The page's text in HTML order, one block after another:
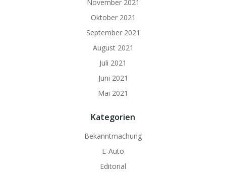
November 2021
Oktober 2021
September 2021
August 2021
Juli 2021
Juni 2021
Mai 2021
Kategorien
Bekanntmachung
E-Auto
Editorial